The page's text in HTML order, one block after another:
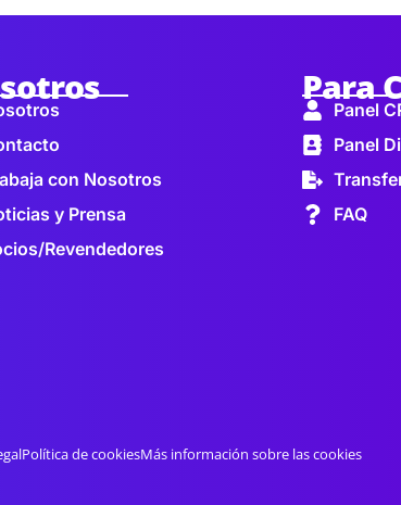
con Nosotros
y Prensa
Revendedores
Para
Panel
Panel
FAQ
Política de cookiesMás información sobre las cookies